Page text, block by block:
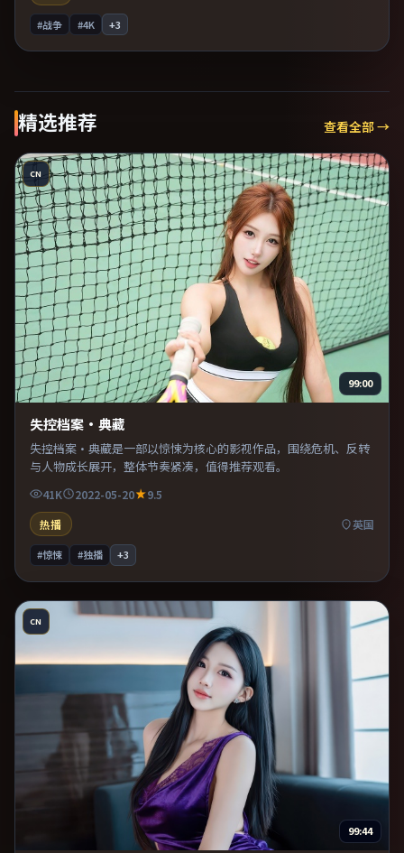
#战争 #4K +3
精选推荐 查看全部 →
CN
99:00
失控档案·典藏
失控档案·典藏是一部以惊悚为核心的影视作品，围绕危机、反转
与人物成长展开，整体节奏紧凑，值得推荐观看。
41K 2022-05-20
9.5
热播
英国
#惊悚 #独播 +3
CN
99:44